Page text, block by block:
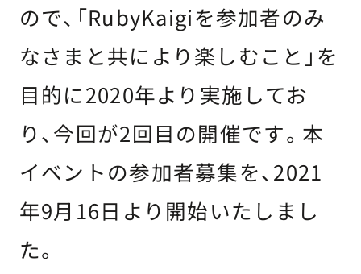
ので、「RubyKaigiを参加者のみ
なさまと共により楽しむこと」を
目的に2020年より実施してお
り、今回が2回目の開催です。本
イベントの参加者募集を、2021
年9月16日より開始いたしまし
た。